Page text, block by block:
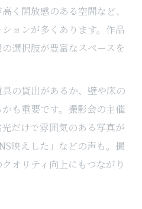
く開放感のある空間など、
ョンが多くあります。作品
選択肢が豊富なスペースを
の貸出があるか、壁や床の
も重要です。撮影会の主催
だけで雰囲気のある写真が
映えした」などの声も。撮
オリティ向上にもつながり